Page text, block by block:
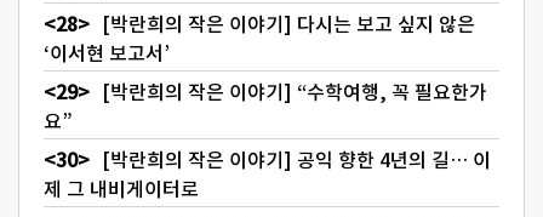
[박란희의 작은 이야기] 다시는 보고 싶지 않은
‘이서현 보고서’
[박란희의 작은 이야기] “수학여행, 꼭 필요한가
요”
[박란희의 작은 이야기] 공익 향한 4년의 길… 이
제 그 내비게이터로